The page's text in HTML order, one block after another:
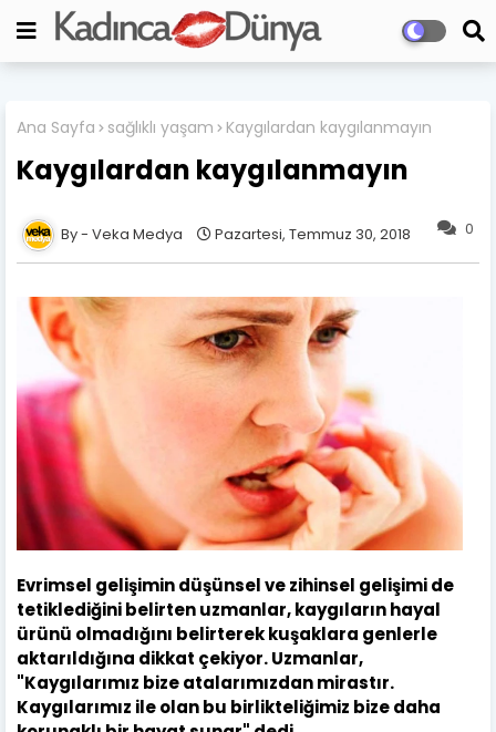
Ana Sayfa sağlıklı yaşam Kaygılardan kaygılanmayın
Kaygılardan kaygılanmayın
0
Veka Medya Pazartesi, Temmuz 30, 2018
Evrimsel gelişimin düşünsel ve zihinsel gelişimi de
tetiklediğini belirten uzmanlar, kaygıların hayal
ürünü olmadığını belirterek kuşaklara genlerle
aktarıldığına dikkat çekiyor. Uzmanlar,
"Kaygılarımız bize atalarımızdan mirastır.
Kaygılarımız ile olan bu birlikteliğimiz bize daha